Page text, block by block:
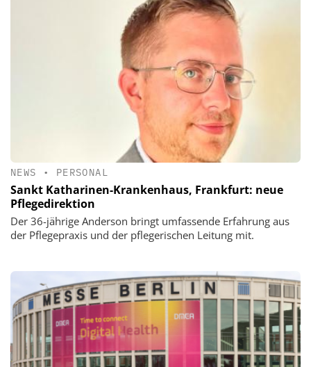
NEWS • PERSONAL
Sankt Katharinen-Krankenhaus, Frankfurt: neue
Pflegedirektion
Der 36-jährige Anderson bringt umfassende Erfahrung aus
der Pflegepraxis und der pflegerischen Leitung mit.